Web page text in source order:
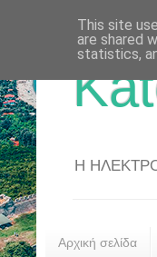
Η
Αρχική σελίδα
This site
are shared
statistics,